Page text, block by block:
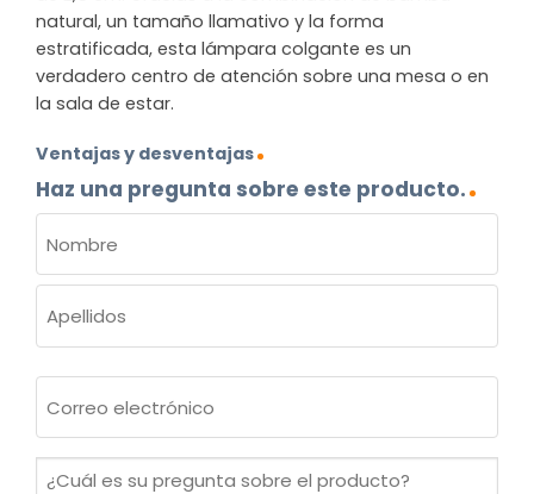
natural, un tamaño llamativo y la forma
estratificada, esta lámpara colgante es un
verdadero centro de atención sobre una mesa o en
la sala de estar.
Ventajas y desventajas
Haz una pregunta sobre este producto.
(OBLIGATORIO)
Nombre
electrónico
¿Cuál